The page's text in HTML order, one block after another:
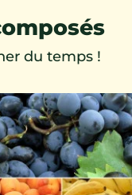
du temps !